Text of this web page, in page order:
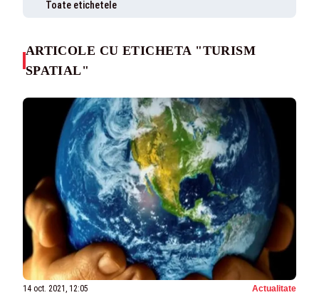
Toate etichetele
ARTICOLE CU ETICHETA "TURISM
SPATIAL"
14 oct. 2021, 12:05 Actualitate